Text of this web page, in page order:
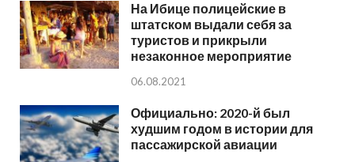
На Ибице полицейские в
штатском выдали себя за
туристов и прикрыли
незаконное мероприятие
06.08.2021
Официально: 2020-й был
худшим годом в истории для
пассажирской авиации